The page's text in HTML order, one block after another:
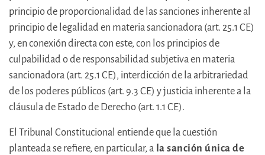
principio de proporcionalidad de las sanciones inherente al
principio de legalidad en materia sancionadora (art. 25.1 CE)
y, en conexión directa con este, con los principios de
culpabilidad o de responsabilidad subjetiva en materia
sancionadora (art. 25.1 CE), interdicción de la arbitrariedad
de los poderes públicos (art. 9.3 CE) y justicia inherente a la
cláusula de Estado de Derecho (art. 1.1 CE).
El Tribunal Constitucional entiende que la cuestión
planteada se refiere, en particular, a la sanción única de